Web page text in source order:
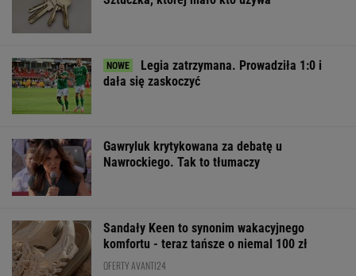
Legia zatrzymana. Prowadziła 1:0 i
dała się zaskoczyć
Gawryluk krytykowana za debatę u
Nawrockiego. Tak to tłumaczy
Sandały Keen to synonim wakacyjnego
komfortu - teraz tańsze o niemal 100 zł
OFERTY AVANTI24